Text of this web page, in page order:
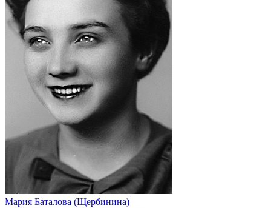
Мария Баталова (Щербинина)